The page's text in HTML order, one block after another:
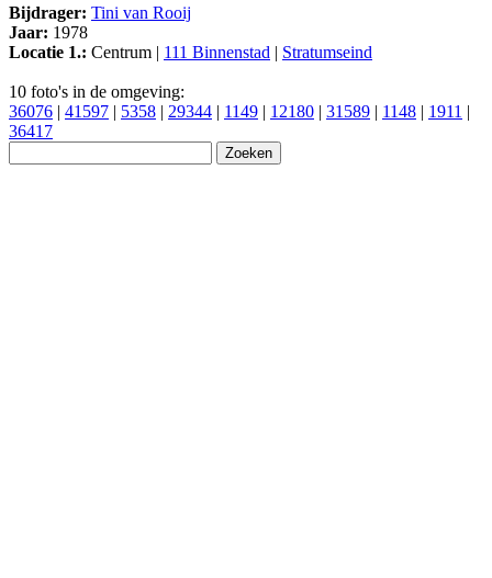
Bijdrager: Tini van Rooij
Jaar: 1978
Locatie 1.: Centrum | 111 Binnenstad | Stratumseind
10 foto's in de omgeving:
36076 | 41597 | 5358 | 29344 | 1149 | 12180 | 31589 | 1148 | 1911 |
36417